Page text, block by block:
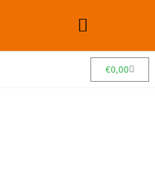
€0,00